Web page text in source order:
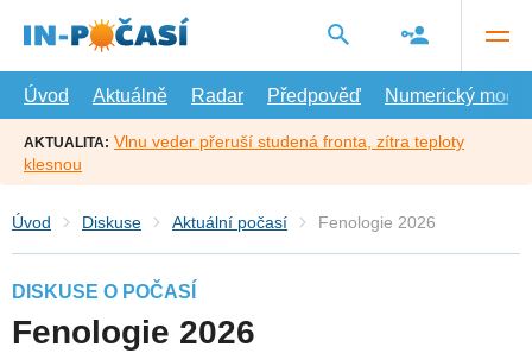
hlavní
Úvod
Aktuálně Radar Předpověď Numerický model
AKTUALITA: Vlnu veder přeruší studená fronta, zítra teploty
klesnou
Úvod Diskuse Aktuální počasí Fenologie 2026
DISKUSE O POČASÍ
Fenologie 2026